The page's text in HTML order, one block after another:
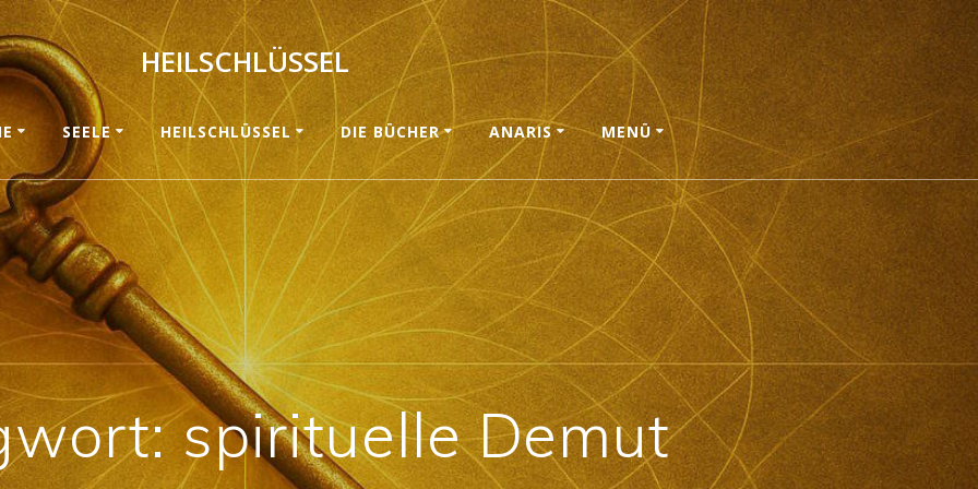
HEILSCHLÜSSEL
SEELE HEILSCHLÜSSEL DIE BÜCHER ANARIS MENÜ
spirituelle Demut